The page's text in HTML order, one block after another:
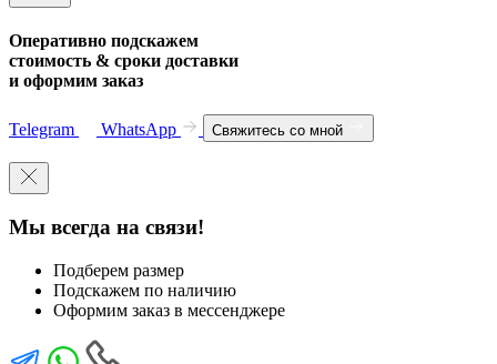
Оперативно подскажем
стоимость & сроки доставки
и оформим заказ
Telegram WhatsApp Свяжитесь со мной
Мы всегда на связи!
Подберем размер
Подскажем по наличию
Оформим заказ в мессенджере